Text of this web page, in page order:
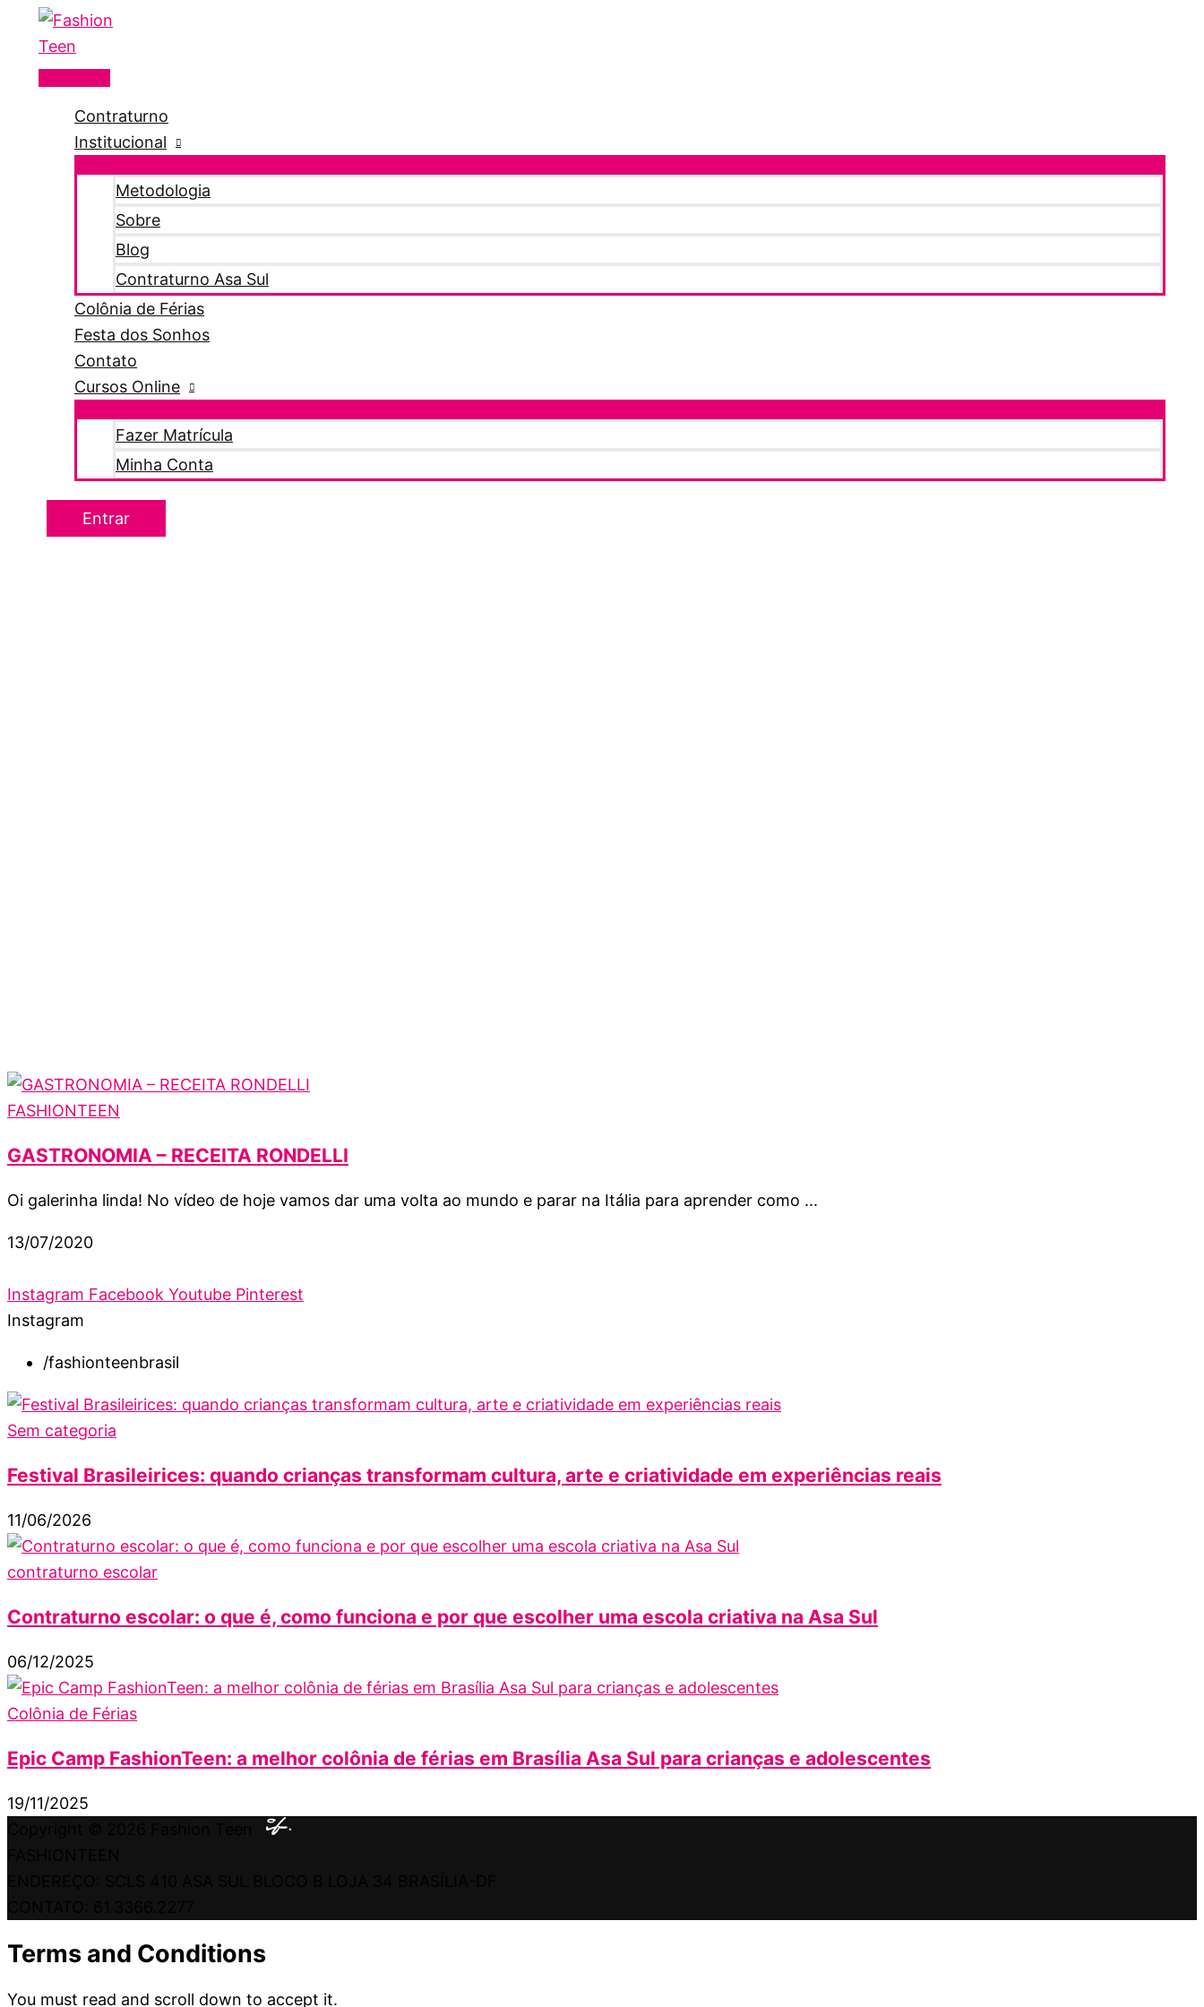
para
conteúdo
principal
Contraturno
Institucional
Metodologia
Sobre
Blog
Contraturno Asa Sul
Colônia de Férias
Festa dos Sonhos
Contato
Cursos Online
Fazer Matrícula
Minha Conta
Entrar
FASHIONTEEN
GASTRONOMIA – RECEITA RONDELLI
Oi galerinha linda! No vídeo de hoje vamos dar uma volta ao mundo e parar na Itália para aprender como ...
13/07/2020
Instagram Facebook Youtube Pinterest
Instagram
/fashionteenbrasil
Sem categoria
Festival Brasileirices: quando crianças transformam cultura, arte e criatividade em experiências reais
11/06/2026
contraturno escolar
Contraturno escolar: o que é, como funciona e por que escolher uma escola criativa na Asa Sul
06/12/2025
Colônia de Férias
Epic Camp FashionTeen: a melhor colônia de férias em Brasília Asa Sul para crianças e adolescentes
19/11/2025
Terms and Conditions
You must read and scroll down to accept it.